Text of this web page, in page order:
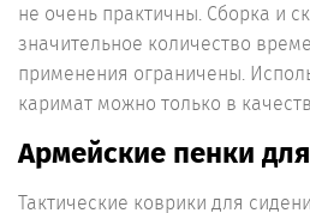
не очень практичны. Сборка и
значительное количество
применения ограничены.
каримат можно только в
Армейские пенки
Тактические коврики для